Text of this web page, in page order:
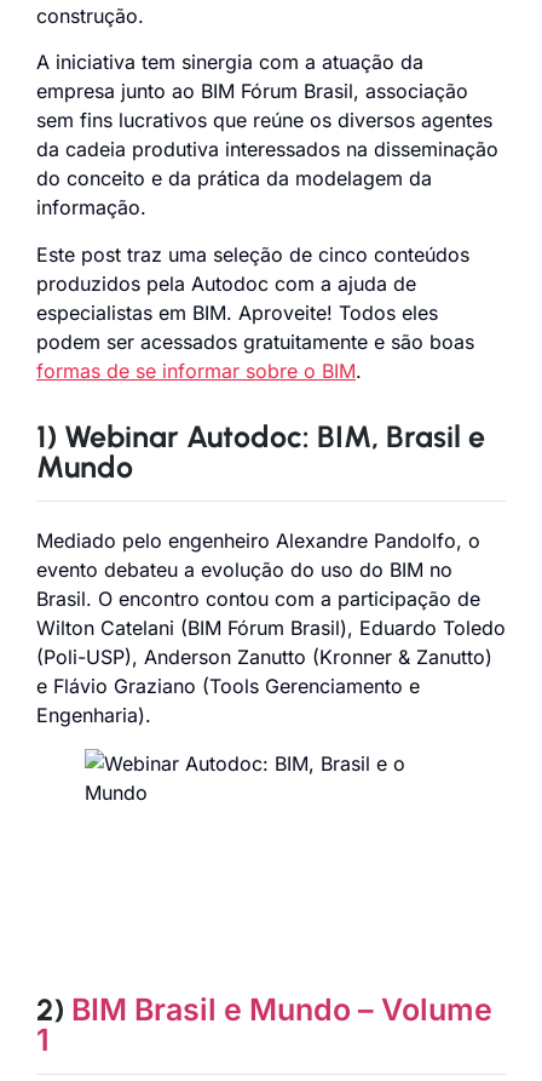
construção.
A iniciativa tem sinergia com a atuação da
empresa junto ao BIM Fórum Brasil, associação
sem fins lucrativos que reúne os diversos agentes
da cadeia produtiva interessados na disseminação
do conceito e da prática da modelagem da
informação.
Este post traz uma seleção de cinco conteúdos
produzidos pela Autodoc com a ajuda de
especialistas em BIM. Aproveite! Todos eles
podem ser acessados gratuitamente e são boas
formas de se informar sobre o BIM.
1) Webinar Autodoc: BIM, Brasil e
Mundo
Mediado pelo engenheiro Alexandre Pandolfo, o
evento debateu a evolução do uso do BIM no
Brasil. O encontro contou com a participação de
Wilton Catelani (BIM Fórum Brasil), Eduardo Toledo
(Poli-USP), Anderson Zanutto (Kronner & Zanutto)
e Flávio Graziano (Tools Gerenciamento e
Engenharia).
2) BIM Brasil e Mundo – Volume
1